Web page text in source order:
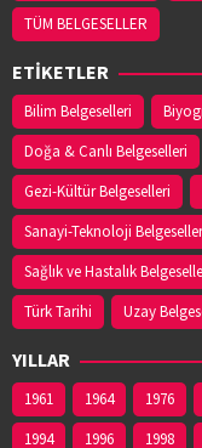
TÜM BELGESELLER
ETİKETLER
Bilim Belgeselleri
Doğa & Canlı Belgeselleri
Gezi-Kültür Belgeselleri
Sanayi-Teknoloji
Sağlık ve Hastalık
Türk Tarihi
Uzay
YILLAR
1961 1964 1976
1994
1996 1998